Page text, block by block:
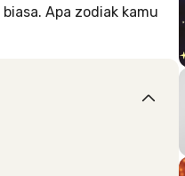
Apa zodiak kamu